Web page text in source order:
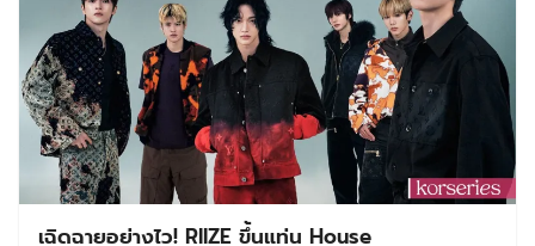
เฉิดฉายอย่างไว! RIIZE ขึ้นแท่น House